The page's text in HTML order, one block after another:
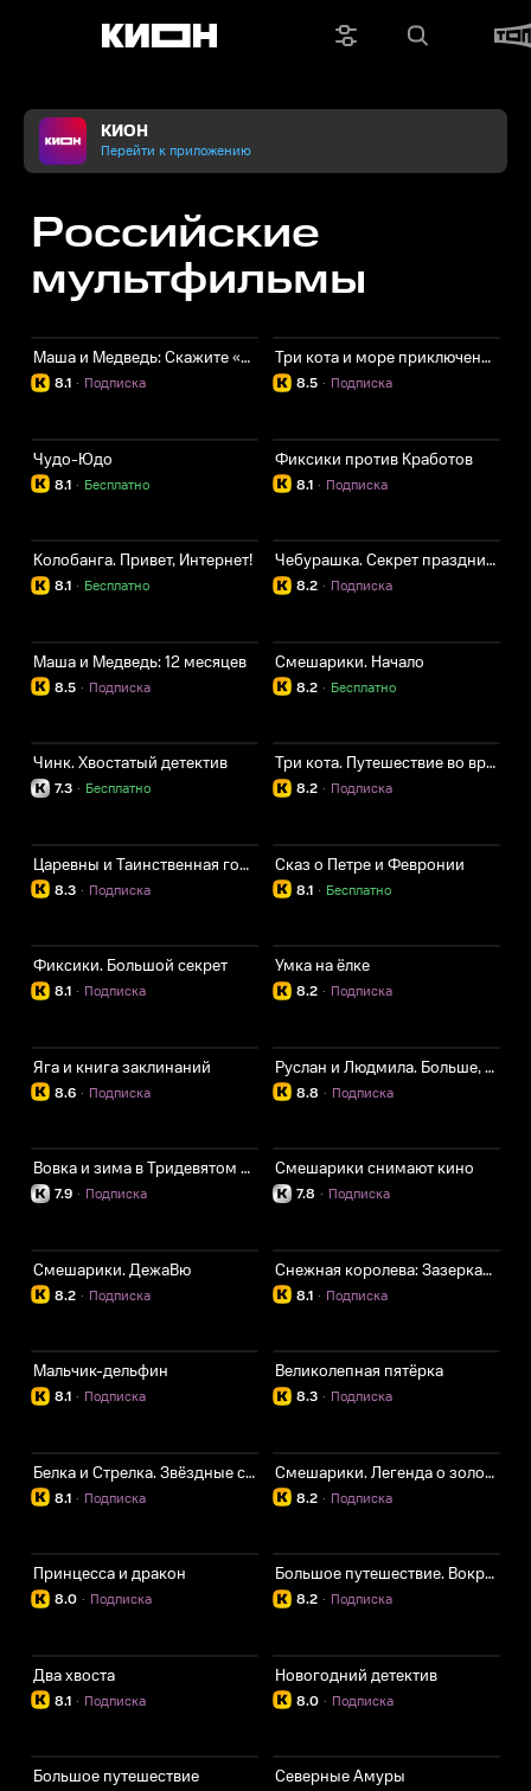
КИОН
Перейти к приложению
Российские
мультфильмы
Маша и Медведь: Скажите «Ой!»
8.1 Подписка
·
Три кота и море приключений
8.5 Подписка
·
Чудо-Юдо
8.1 Бесплатно
·
Фиксики против Кработов
8.1 Подписка
·
Колобанга. Привет, Интернет!
8.1 Бесплатно
·
Чебурашка. Секрет праздника
8.2 Подписка
·
Маша и Медведь: 12 месяцев
8.5 Подписка
·
Смешарики. Начало
8.2 Бесплатно
·
Чинк. Хвостатый детектив
7.3 Бесплатно
·
Три кота. Путешествие во времени
8.2 Подписка
·
Царевны и Таинственная гостья
8.3 Подписка
·
Сказ о Петре и Февронии
8.1 Бесплатно
·
Фиксики. Большой секрет
8.1 Подписка
·
Умка на ёлке
8.2 Подписка
·
Яга и книга заклинаний
8.6 Подписка
·
Руслан и Людмила. Больше, чем сказка
8.8 Подписка
·
Вовка и зима в Тридевятом царстве
7.9 Подписка
·
Смешарики снимают кино
7.8 Подписка
·
Смешарики. ДежаВю
8.2 Подписка
·
Снежная королева: Зазеркалье
8.1 Подписка
·
Мальчик-дельфин
8.1 Подписка
·
Великолепная пятёрка
8.3 Подписка
·
Белка и Стрелка. Звёздные собаки
8.1 Подписка
·
Смешарики. Легенда о золотом драконе
8.2 Подписка
·
Принцесса и дракон
8.0 Подписка
·
Большое путешествие. Вокруг света
8.2 Подписка
·
Два хвоста
8.1 Подписка
·
Новогодний детектив
8.0 Подписка
·
Большое путешествие Северные Амуры